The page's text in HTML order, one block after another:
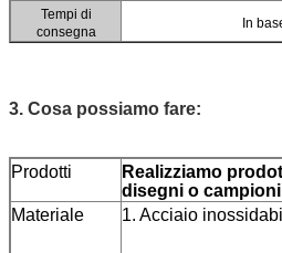
Tempi di
consegna
In
3. Cosa possiamo fare:
Prodotti
Realizziamo
disegni o
Materiale
1. Acciaio